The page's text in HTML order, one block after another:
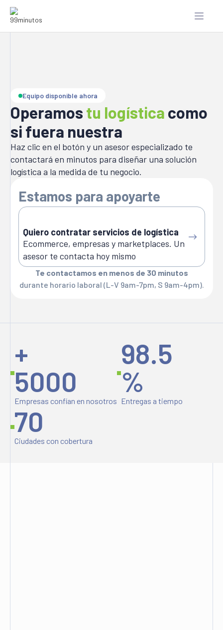
Equipo disponible ahora
Operamos tu logística como
si fuera nuestra
Haz clic en el botón y un asesor especializado te
contactará en minutos para diseñar una solución
logística a la medida de tu negocio.
Estamos para apoyarte
Quiero contratar servicios de logística
Ecommerce, empresas y marketplaces. Un
asesor te contacta hoy mismo
Te contactamos en menos de 30 minutos
durante horario laboral (L-V 9am-7pm, S 9am-4pm).
+
5000
Empresas confían en nosotros
98.5
%
Entregas a tiempo
70
Ciudades con cobertura